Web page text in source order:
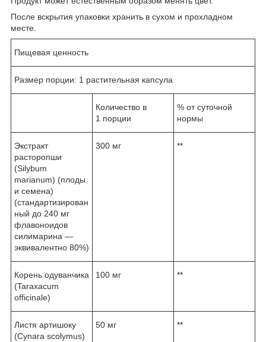
После вскрытия упаковки хранить в сухом и прохладном
месте.
Пищевая ценность
Размер порции: 1 растительная капсула
Количество в
1 порции
% от суточной
нормы
Экстракт
расторопши
(Silybum
marianum) (плоды
и семена)
(стандартизирован
ный до 240 мг
флавоноидов
силимарина —
эквивалентно 80%)
300 мг **
Корень одуванчика
(Taraxacum
officinale)
100 мг **
Листя артишоку
(Cynara scolymus)
50 мг **